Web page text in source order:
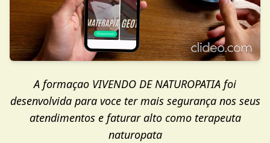
A formaçao VIVENDO DE NATUROPATIA foi
desenvolvida para voce ter mais segurança nos seus
atendimentos e faturar alto como terapeuta
naturopata